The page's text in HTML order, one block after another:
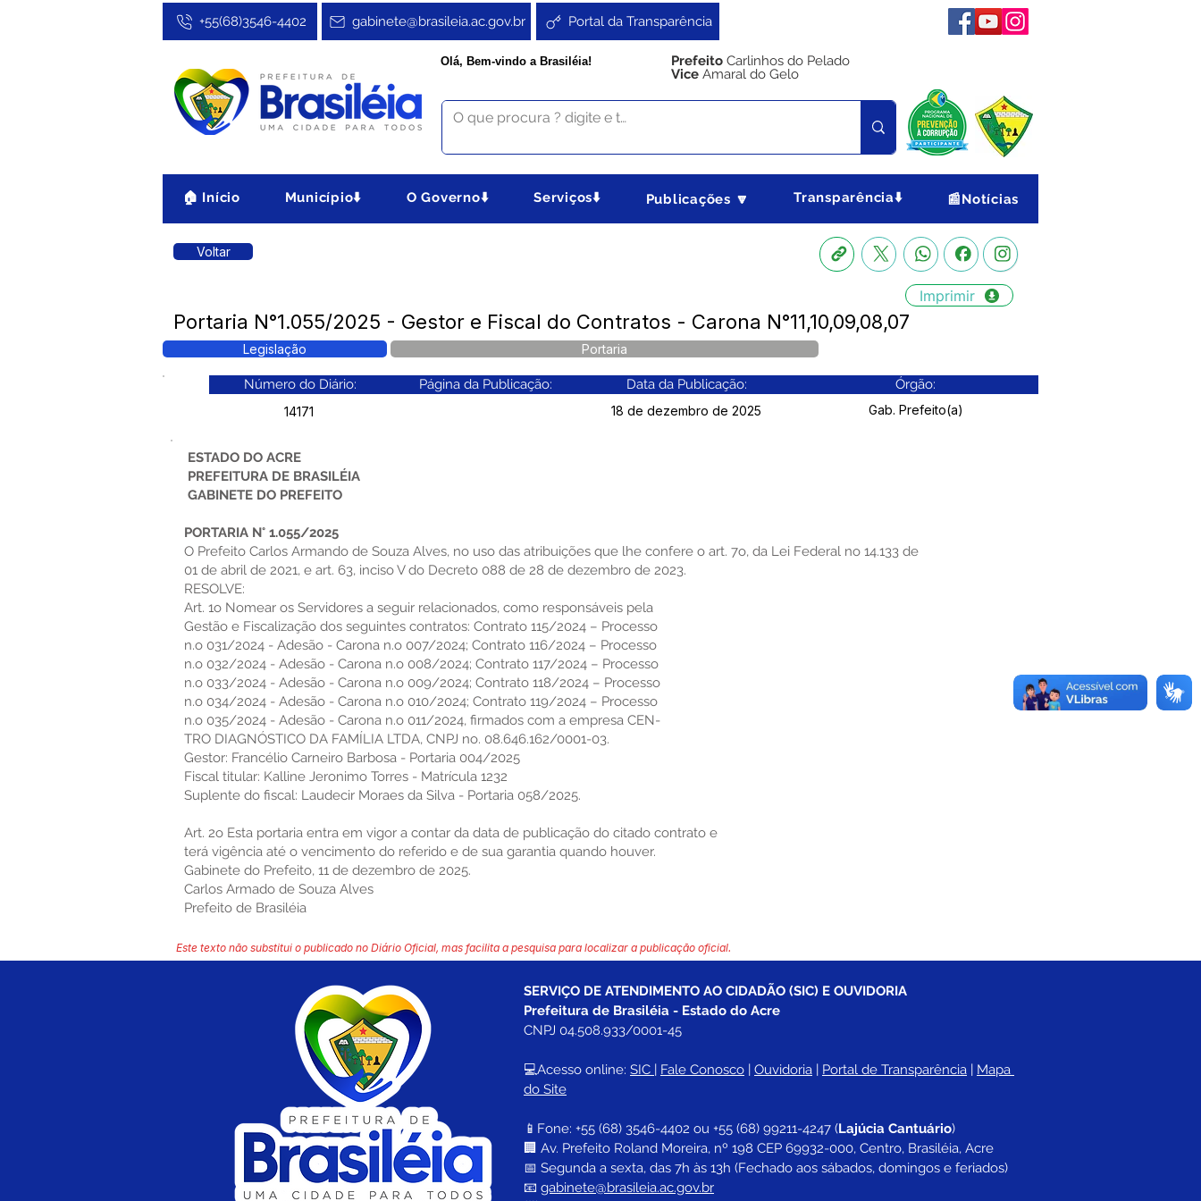
Portal da Transparência
gabinete@brasileia.ac.gov.br
+55(68)3546-4402
Olá, Bem-vindo a Brasiléia! Prefeito Carlinhos do Pelado
Vice Amaral do Gelo
🏠 Início Município⬇️ O Governo⬇️ Serviços⬇️ Publicações 🔽 Transparência⬇️ 📰Notícias
Voltar
Imprimir
Portaria N°1.055/2025 - Gestor e Fiscal do Contratos - Carona N°11,10,09,08,07
Legislação Portaria
Número do Diário: Página da Publicação: Data da Publicação: Órgão:
14171 18 de dezembro de 2025 Gab. Prefeito(a)
ESTADO DO ACRE
PREFEITURA DE BRASILÉIA
GABINETE DO PREFEITO
PORTARIA N° 1.055/2025
O Prefeito Carlos Armando de Souza Alves, no uso das atribuições que lhe confere o art. 7o, da Lei Federal no 14.133 de
01 de abril de 2021, e art. 63, inciso V do Decreto 088 de 28 de dezembro de 2023.
RESOLVE:
Art. 1o Nomear os Servidores a seguir relacionados, como responsáveis pela
Gestão e Fiscalização dos seguintes contratos: Contrato 115/2024 – Processo
n.o 031/2024 - Adesão - Carona n.o 007/2024; Contrato 116/2024 – Processo
n.o 032/2024 - Adesão - Carona n.o 008/2024; Contrato 117/2024 – Processo
n.o 033/2024 - Adesão - Carona n.o 009/2024; Contrato 118/2024 – Processo
n.o 034/2024 - Adesão - Carona n.o 010/2024; Contrato 119/2024 – Processo
n.o 035/2024 - Adesão - Carona n.o 011/2024, firmados com a empresa CEN-
TRO DIAGNÓSTICO DA FAMÍLIA LTDA, CNPJ no. 08.646.162/0001-03.
Gestor: Francélio Carneiro Barbosa - Portaria 004/2025
Fiscal titular: Kalline Jeronimo Torres - Matrícula 1232
Suplente do fiscal: Laudecir Moraes da Silva - Portaria 058/2025.
Art. 2o Esta portaria entra em vigor a contar da data de publicação do citado contrato e
terá vigência até o vencimento do referido e de sua garantia quando houver.
Gabinete do Prefeito, 11 de dezembro de 2025.
Carlos Armado de Souza Alves
Prefeito de Brasiléia
Este texto não substitui o publicado no Diário Oficial, mas facilita a pesquisa para localizar a publicação oficial.
SERVIÇO DE ATENDIMENTO AO CIDADÃO (SIC) E OUVIDORIA
Prefeitura de Brasiléia - Estado do Acre
CNPJ 04.508.933/0001-45
💻Acesso online: SIC | Fale Conosco | Ouvidoria | Portal de Transparência | Mapa
do Site
📱Fone: +55 (68) 3546-4402 ou +55 (68) 99211-4247 (Lajúcia Cantuário)
🏢 Av. Prefeito Roland Moreira, nº 198 CEP 69932-000, Centro, Brasiléia, Acre
📅 Segunda a sexta, das 7h às 13h (Fechado aos sábados, domingos e feriados)
📧 gabinete@brasileia.ac.gov.br